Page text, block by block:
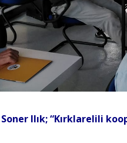
Ilık; “Kırklarelili